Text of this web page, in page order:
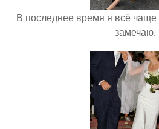
В последнее время я всё чаще
замечаю.